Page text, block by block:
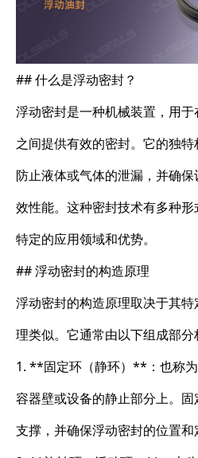
## 什么是浮动密封？
浮动密封是一种机械装置，用
之间提供有效的密封。它的独特
防止液体或气体的泄漏，并确
效性能。这种密封技术有多种
特定的应用领域和优势。
## 浮动密封的构造原理
浮动密封的构造原理取决于其
理类似。它通常由以下组成部分
1. **固定环（静环）**：也称
容器壁或设备的静止部分上。
支撑，并确保浮动密封的位置和